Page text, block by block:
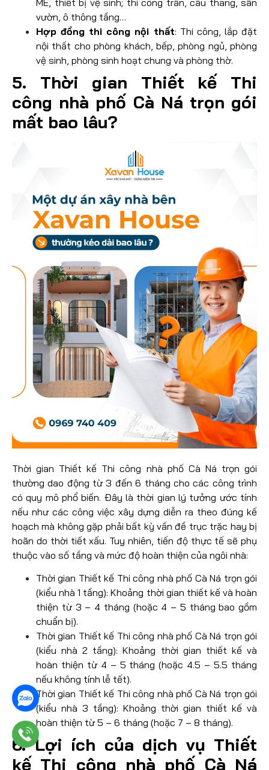
ME, thiết bị vệ sinh; thi công trần, cầu thang, sân
vườn, ô thông tầng…
Hợp đồng thi công nội thất: Thi công, lắp đặt
nội thất cho phòng khách, bếp, phòng ngủ, phòng
vệ sinh, phòng sinh hoạt chung và phòng thờ.
5. Thời gian Thiết kế Thi
công nhà phố Cà Ná trọn gói
mất bao lâu?
Thời gian Thiết kế Thi công nhà phố Cà Ná trọn gói
thường dao động từ 3 đến 6 tháng cho các công trình
có quy mô phổ biến. Đây là thời gian lý tưởng ước tính
nếu như các công việc xây dựng diễn ra theo đúng kế
hoạch mà không gặp phải bất kỳ vấn đề trục trặc hay bị
hoãn do thời tiết xấu. Tuy nhiên, tiến độ thực tế sẽ phụ
thuộc vào số tầng và mức độ hoàn thiện của ngôi nhà:
Thời gian Thiết kế Thi công nhà phố Cà Ná trọn gói
(kiểu nhà 1 tầng): Khoảng thời gian thiết kế và hoàn
thiện từ 3 – 4 tháng (hoặc 4 – 5 tháng bao gồm
chuẩn bị).
Thời gian Thiết kế Thi công nhà phố Cà Ná trọn gói
(kiểu nhà 2 tầng): Khoảng thời gian thiết kế và
hoàn thiện từ 4 – 5 tháng (hoặc 4.5 – 5.5 tháng
nếu không tính lễ tết).
Thời gian Thiết kế Thi công nhà phố Cà Ná trọn gói
(kiểu nhà 3 tầng): Khoảng thời gian thiết kế và
hoàn thiện từ 5 – 6 tháng (hoặc 7 – 8 tháng).
6. Lợi ích của dịch vụ Thiết
kế Thi công nhà phố Cà Ná